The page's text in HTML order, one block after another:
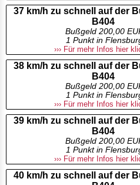
37 km/h zu schnell auf der
B404
Bußgeld 200,00
1 Punkt in
››› Für mehr Infos hier
38 km/h zu schnell auf der
B404
Bußgeld 200,00
1 Punkt in
››› Für mehr Infos hier
39 km/h zu schnell auf der
B404
Bußgeld 200,00
1 Punkt in
››› Für mehr Infos hier
40 km/h zu schnell auf der